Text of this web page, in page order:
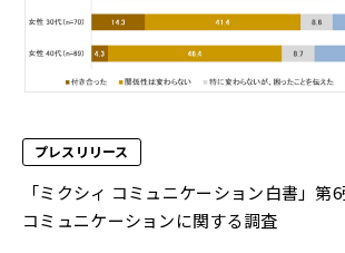
プレスリリース
「ミクシィ コミュニケーション白書」第
コミュニケーションに関する調査